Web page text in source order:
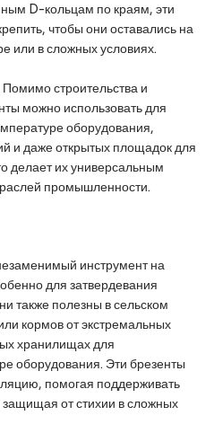
D-кольцам по краям, эти
чтобы они оставались на
или в сложных условиях.
строительства и
можно использовать для
оборудования,
и даже открытых площадок для
делает их универсальным
промышленности.
инструмент на
для затвердевания
также полезны в сельском
кормов от экстремальных
хранилищах для
оборудования. Эти брезенты
помогая поддерживать
от стихии в сложных